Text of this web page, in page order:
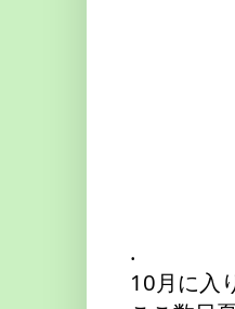
.
10月に入